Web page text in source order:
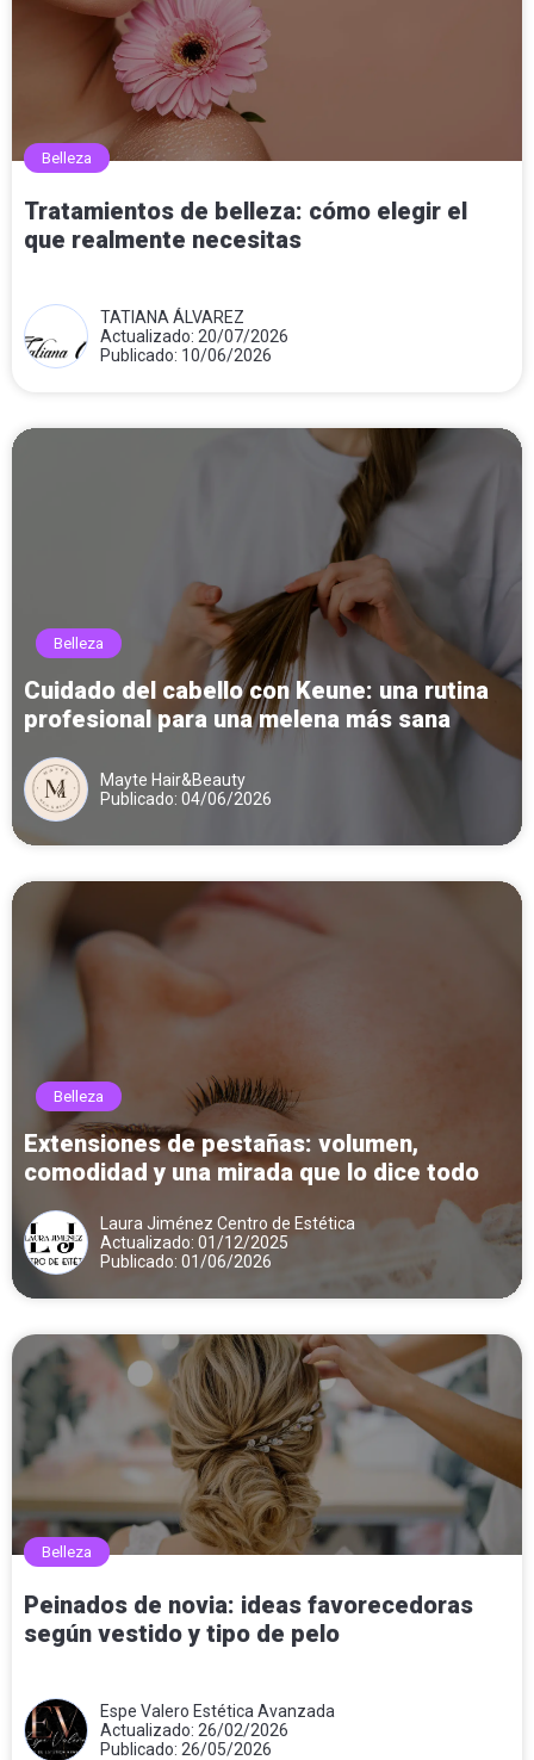
Belleza
Tratamientos de belleza: cómo elegir el
que realmente necesitas
TATIANA ÁLVAREZ
Actualizado: 20/07/2026
Publicado: 10/06/2026
Belleza
Cuidado del cabello con Keune: una rutina
profesional para una melena más sana
Mayte Hair&Beauty
Publicado: 04/06/2026
Belleza
Extensiones de pestañas: volumen,
comodidad y una mirada que lo dice todo
Laura Jiménez Centro de Estética
Actualizado: 01/12/2025
Publicado: 01/06/2026
Belleza
Peinados de novia: ideas favorecedoras
según vestido y tipo de pelo
Espe Valero Estética Avanzada
Actualizado: 26/02/2026
Publicado: 26/05/2026